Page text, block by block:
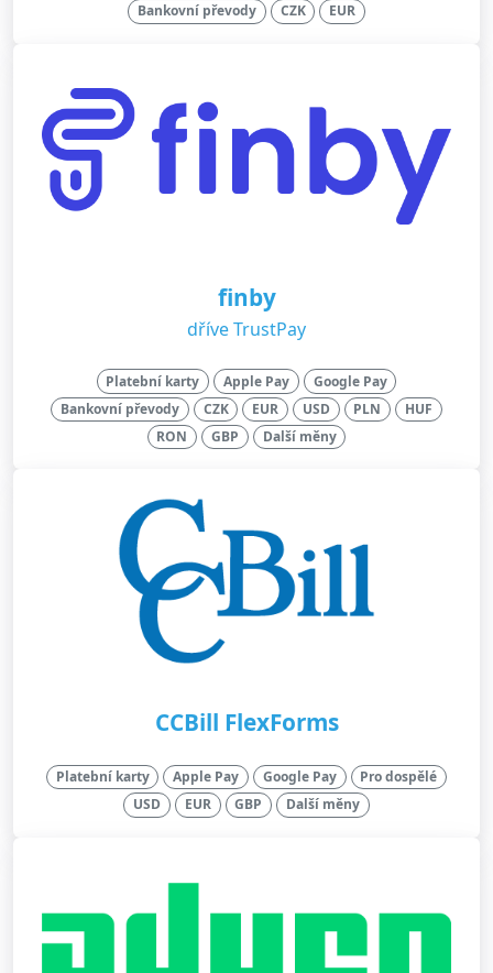
Bankovní převody
CZK EUR
finby
dříve TrustPay
Platební karty Apple Pay
Google Pay
Bankovní převody
CZK EUR USD PLN
HUF
RON
GBP Další měny
CCBill FlexForms
Platební karty Apple Pay Google Pay
Pro dospělé
USD
EUR GBP Další měny